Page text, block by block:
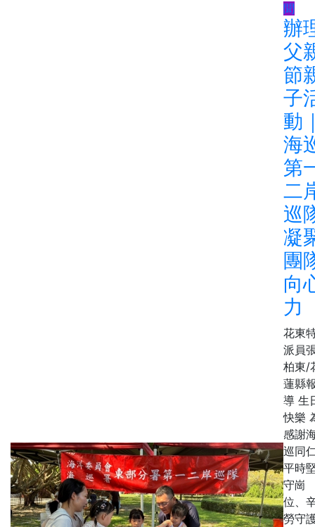
聞
辦
父
節
子
動
海
第
二
巡
凝
團
向
力
花東
派員
柏東/
蓮縣
導 生
快樂
感謝
巡同
平時
守崗
位、
勞守